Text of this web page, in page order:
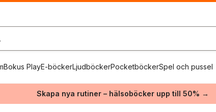
Bokus PlayE-böckerLjudböckerPocketböckerSpel och pussel
Skapa nya rutiner – hälsoböcker upp till 50% →